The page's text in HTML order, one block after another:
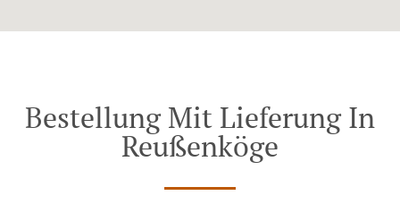
Bestellung Mit Lieferung In
Reußenköge